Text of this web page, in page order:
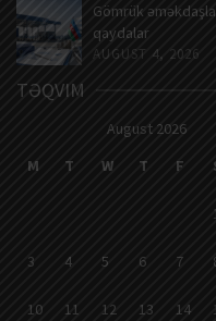
Gömrük
qaydalar
AUGUST 4, 2026
TƏQVIM
August 2026
M
T W T F
3 4 5 6 7
10 11 12 13 14